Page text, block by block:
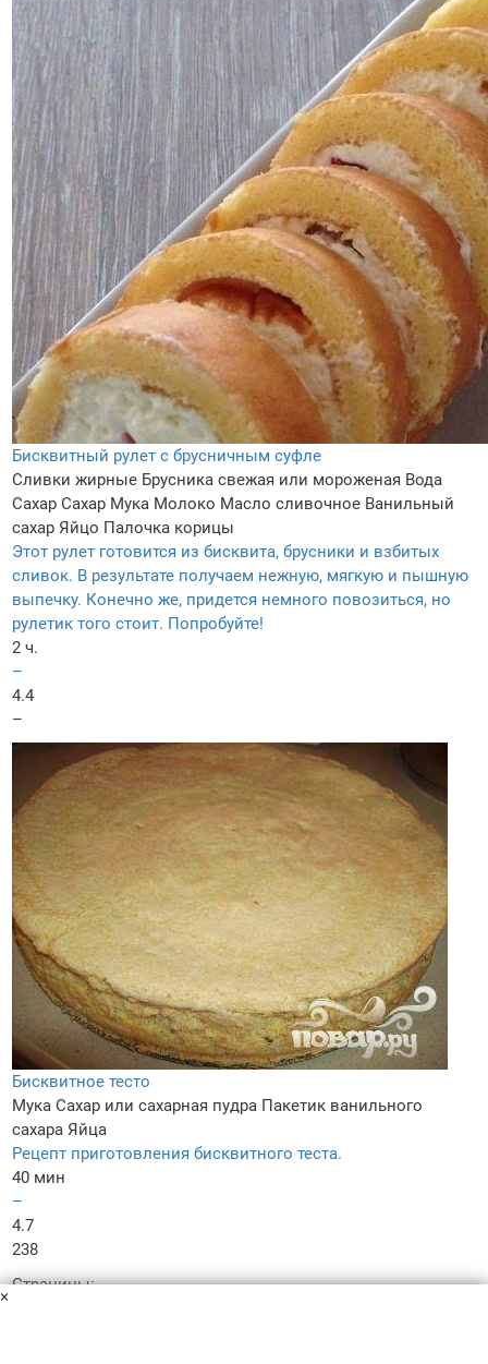
Бисквитный рулет с брусничным суфле
Сливки жирные Брусника свежая или мороженая Вода
Сахар Сахар Мука Молоко Масло сливочное Ванильный
сахар Яйцо Палочка корицы
Этот рулет готовится из бисквита, брусники и взбитых
сливок. В результате получаем нежную, мягкую и пышную
выпечку. Конечно же, придется немного повозиться, но
рулетик того стоит. Попробуйте!
2 ч.
–
4.4
–
Бисквитное тесто
Мука Сахар или сахарная пудра Пакетик ванильного
сахара Яйца
Рецепт приготовления бисквитного теста.
40 мин
–
4.7
238
Страницы:
×